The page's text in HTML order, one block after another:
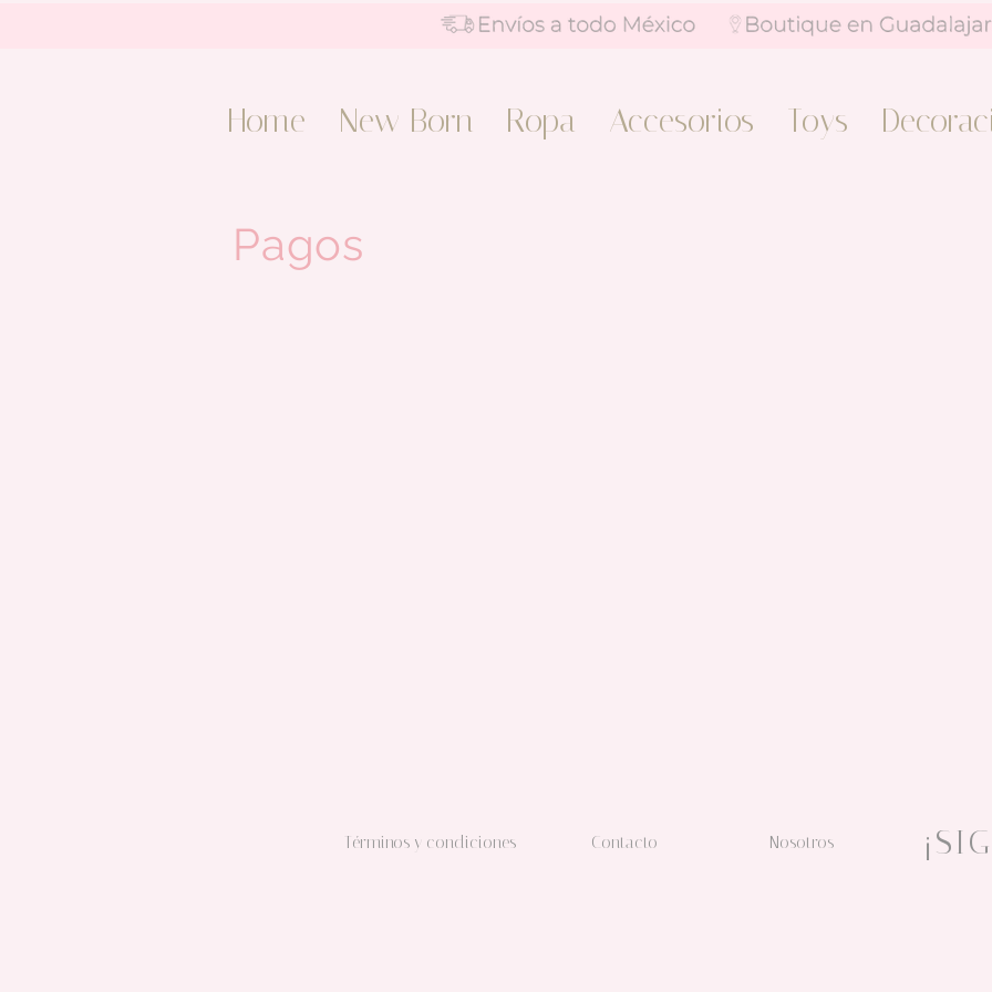
Home New Born Ropa Accesorios Toys
Pagos
​Términos y condiciones Contacto Nosotros